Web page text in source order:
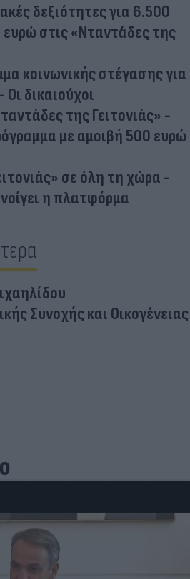
δεξιότητες για 6.500
στις «Νταντάδες της
κοινωνικής στέγασης για
δικαιούχοι
της Γειτονιάς» -
με αμοιβή 500 ευρώ
σε όλη τη χώρα -
η πλατφόρμα
Συνοχής και Οικογένειας